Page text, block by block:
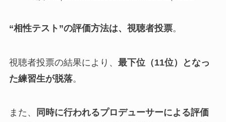
“相性テスト”の評価方法は、視聴者投票。
視聴者投票の結果により、 最下位（11位）となっ
た練習生が脱落。
また、
同時に行われるプロデューサーによる評価